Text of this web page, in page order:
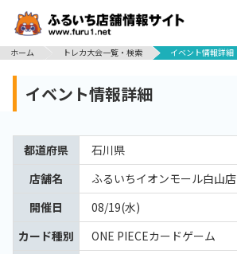
ホーム
トレカ大会一覧・検索 イベント情報詳細
イベント情報詳細
都道府県
石川県
店舗名
ふるいちイオンモール白山店
開催日
08/19(水)
カード種別
ONE PIECEカードゲーム